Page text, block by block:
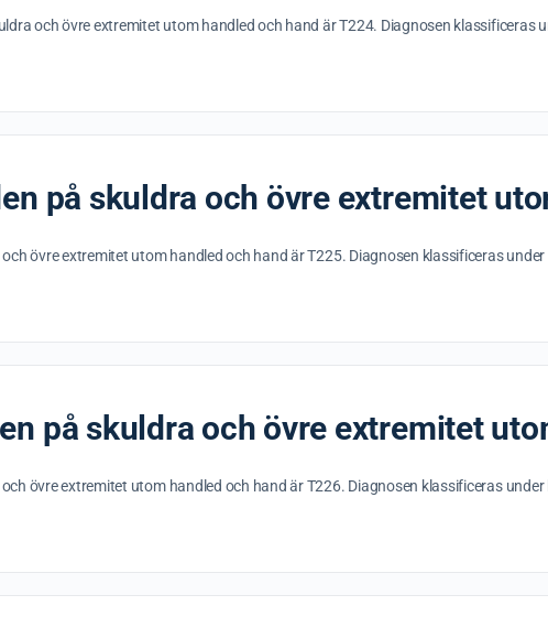
och övre extremitet utom handled och hand är T224. Diagnosen
på skuldra och övre extremitet
övre extremitet utom handled och hand är T225. Diagnosen klassificeras
på skuldra och övre extremitet
övre extremitet utom handled och hand är T226. Diagnosen klassificeras
helt gratis.
Skicka